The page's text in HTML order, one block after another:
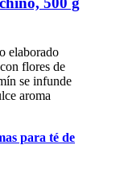
elaborado
flores de
se infunde
aroma
para té de